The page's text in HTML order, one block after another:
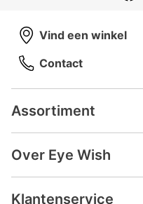
Assortiment
Over Eye Wish
Klantenservice
Vind een winkel
Contact